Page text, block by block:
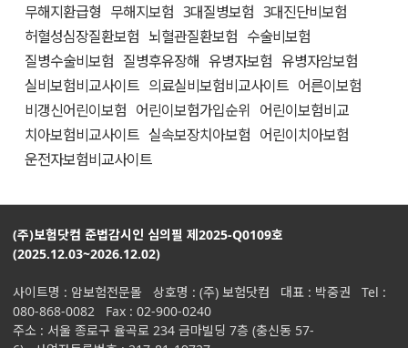
무해지환급형 무해지보험 3대질병보험 3대진단비보험
허혈성심장질환보험 뇌혈관질환보험 수술비보험
질병수술비보험 질병후유장해 유병자보험 유병자암보험
실비보험비교사이트 의료실비보험비교사이트 어른이보험
비갱신어린이보험 어린이보험가입순위 어린이보험비교
치아보험비교사이트 실속보장치아보험 어린이치아보험
운전자보험비교사이트
(주)보험닷컴 준법감시인 심의필 제2025-Q0109호
(2025.12.03~2026.12.02)
사이트명 : 암보험전문몰 상호명 : (주) 보험닷컴 대표 : 박중권 Tel :
080-868-0082 Fax : 02-900-0240
주소 : 서울 종로구 율곡로 234 금마빌딩 7층 (충신동 57-